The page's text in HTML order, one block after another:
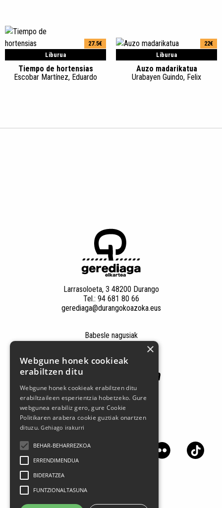
Liburua
27.5€
Tiempo de hortensias
Escobar Martínez, Eduardo
Liburua
22€
Auzo madarikatua
Urabayen Guindo, Felix
Larrasoloeta, 3 48200 Durango
Tel.: 94 681 80 66
gerediaga@durangokoazoka.eus
Babesle nagusiak
Jarrai gaitzazu sare sozialetan
×
Webgune honek cookieak
erabiltzen ditu
Webgune honek cookieak erabiltzen ditu
erabiltzaileen esperientzia hobetzeko. Gure
webgunea erabiliz gero, gure Cookie
Politikaren arabera cookie guztiak onartzen
dituzu.Gehiago irakurri
BEHAR-BEHARREZKOA
ERRENDIMENDUA
BIDERATZEA
FUNTZIONALTASUNA